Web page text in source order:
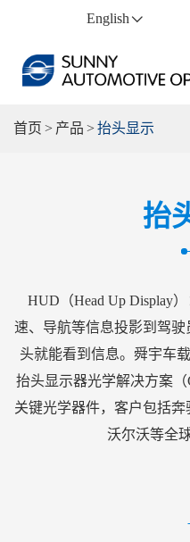
English
首页 产品 抬头显示
抬
HUD（Head Up Display
速、导航等信息投影到驾
头就能看到信息。舜宇车
抬头显示器光学解决方案
关键光学器件，客户包括奔
沃尔沃等全